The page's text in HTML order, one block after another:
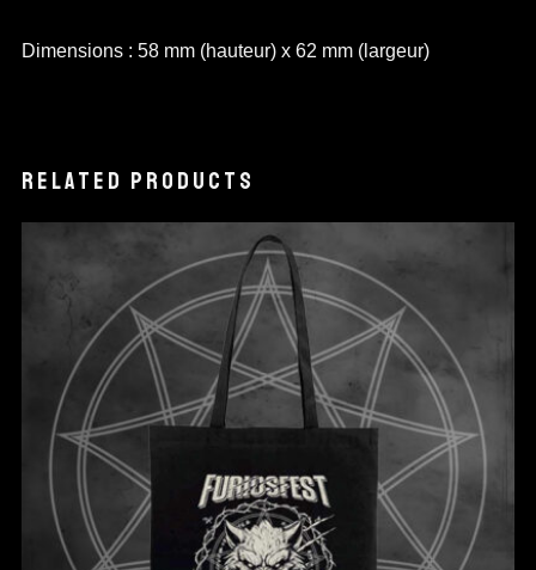
Dimensions : 58 mm (hauteur) x 62 mm (largeur)
RELATED PRODUCTS